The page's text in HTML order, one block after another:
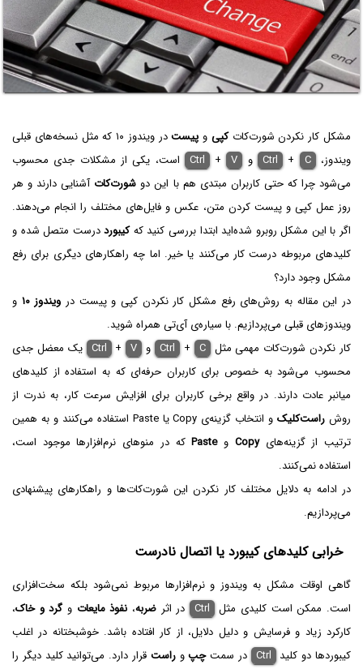
مشکل کار نکردن شورت‌کاتکپی و پیست
در ویندوز ۱۰ که مثل نسخه‌های قبلی
ویندوز،
Ctrl + C و Ctrl + V
است، یکی از مشکلات جدی محسوب
می‌شود چرا که حتی کاربران مبتدی هم با این دو شورت‌کات آشنایی دارند و هر
روز عمل کپی و پیست کردن متن، عکس و فایل‌های مختلف را انجام می‌دهند.
اگر با این مشکل روبرو شده‌اید ابتدا بررسی کنید کهکیبورددرست متصل شده و
کلیدهای مربوطه درست کار می‌کنند یا خیر. اما چه راهکارهای دیگری برای رفع
مشکل وجود دارد؟
در این مقاله به روش‌های رفع مشکل کار نکردن کپی و پیست در ویندوز ۱۰
و
ویندوزهای قبلی می‌پردازیم. با سیاره‌ی آی‌تی همراه شوید.
کار نکردن شورت‌کات مهمی مثل
Ctrl + C و Ctrl + V
یک معضل جدی
محسوب می‌شود به خصوص برای کاربران حرفه‌ای که به استفاده از کلیدهای
میانبر عادت دارند. در واقع برخی کاربران برای افزایش سرعت کار، به ندرت از
روش راست‌کلیک
و انتخاب گزینه‌ی Copy یا Paste استفاده می‌کنند و به همین
ترتیب از گزینه‌هایCopy وPasteکه در منوهای نرم‌افزارها موجود است،
استفاده نمی‌کنند.
در ادامه به دلایل مختلف کار نکردن این شورت‌کات‌ها و راهکارهای پیشنهادی
می‌پردازیم.
خرابی کلیدهای کیبورد یا اتصال نادرست
گاهی اوقات مشکل به ویندوز و نرم‌افزارها مربوط نمی‌شود بلکه سخت‌افزاری
است. ممکن است کلیدی مثل Ctrl در اثرضربه، نفوذ مایعات وگرد و خاک،
کارکرد زیاد و فرسایش و دلیل دلایل، از کار افتاده باشد. خوشبختانه در اغلب
کیبوردها دو کلید Ctrl در سمتچپوراست قرار دارد. می‌توانید کلید دیگر را